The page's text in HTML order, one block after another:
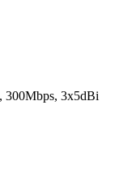
3x5dBi